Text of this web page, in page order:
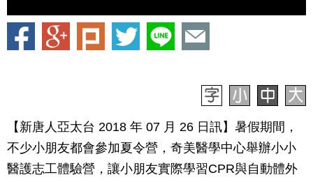
【新唐人亞太台 2018 年 07 月 26 日訊】暑假期間，
不少小朋友都會參加夏令營，奇美醫學中心舉辦小小
醫護志工體驗營，讓小朋友實際學習CPR與自動體外